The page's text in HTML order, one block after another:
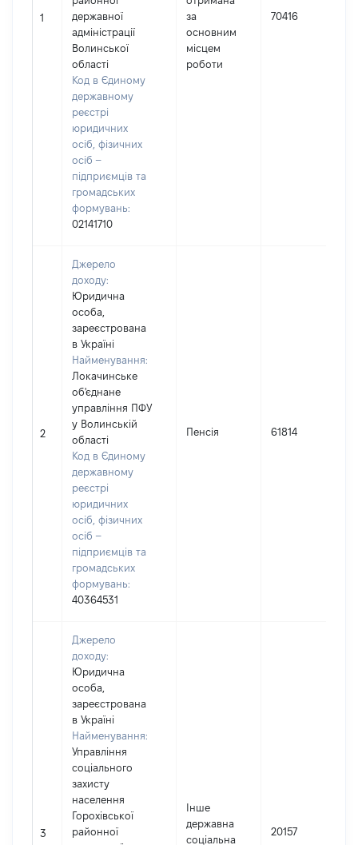
1
державної
адміністрації
Волинської
області
Код в Єдиному
державному
реєстрі
юридичних
осіб, фізичних
осіб –
підприємців та
громадських
формувань:
02141710
за
основним
місцем
роботи
70416
2
Джерело
доходу:
Юридична
особа,
зареєстрована
в Україні
Найменування:
Локачинське
об'єднане
управління ПФУ
у Волинській
області
Код в Єдиному
державному
реєстрі
юридичних
осіб, фізичних
осіб –
підприємців та
громадських
формувань:
40364531
Пенсія 61814
3
Джерело
доходу:
Юридична
особа,
зареєстрована
в Україні
Найменування:
Управління
соціального
захисту
населення
Горохівської
районної
Інше
державна
соціальна
20157